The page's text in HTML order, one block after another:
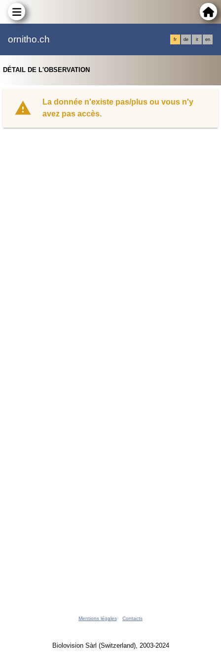
ornitho.ch fr de it en
DÉTAIL DE L'OBSERVATION
La donnée n'existe pas/plus ou vous n'y
avez pas accès.
Mentions légales Contacts
Biolovision Sàrl (Switzerland), 2003-2024